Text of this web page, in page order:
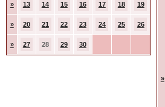
» 13 14 15 16 17 18 19
» 20 21 22 23 24 25 26
» 27 28 29 30
»